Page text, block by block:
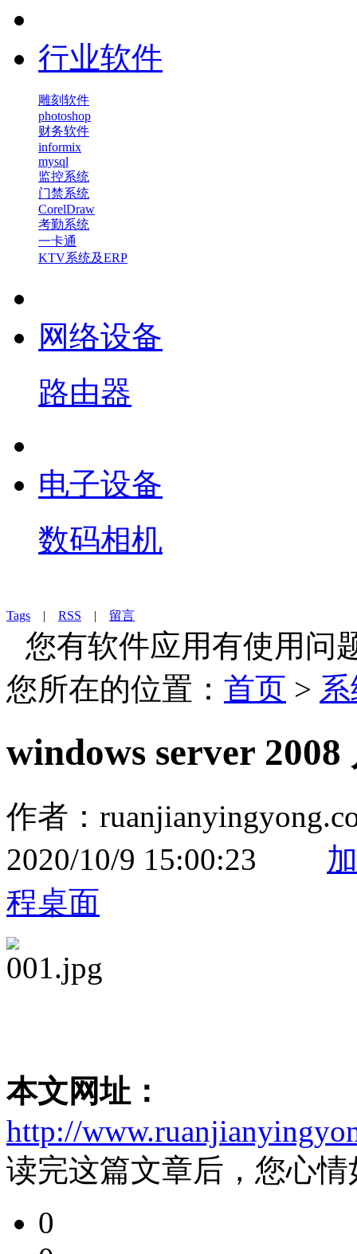
行业软件
雕刻软件
photoshop
财务软件
informix
mysql
监控系统
门禁系统
CorelDraw
考勤系统
一卡通
KTV系统及ERP
网络设备
路由器
电子设备
数码相机
Tags | RSS | 留言
您有软件应用有使用问
您所在的位置： 首页 >
windows server
作者：
2020/10/9 15:00:23
程桌面
本文网址：
http://
读完这篇文章后，您心情
0